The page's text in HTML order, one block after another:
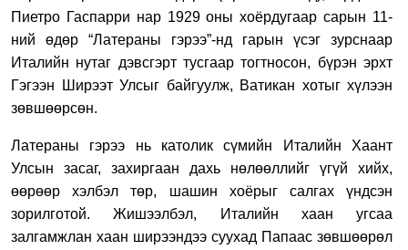
Пиетро Гаспарри нар 1929 оны хоёрдугаар сарын 11-
ний өдөр “Латераны гэрээ”-нд гарын үсэг зурснаар
Италийн нутаг дэвсгэрт тусгаар тогтносон, бүрэн эрхт
Гэгээн Ширээт Улсыг байгуулж, Ватикан хотыг хүлээн
зөвшөөрсөн.
Латераны гэрээ нь католик сүмийн Италийн Хаант
Улсын засаг, захиргаан дахь нөлөөллийг үгүй хийх,
өөрөөр хэлбэл төр, шашин хоёрыг салгах үндсэн
зорилготой. Жишээлбэл, Италийн хаан угсаа
залгамжлан хаан ширээндээ суухад Папаас зөвшөөрөл